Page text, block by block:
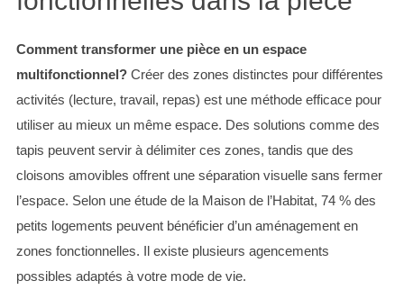
Comment transformer une pièce en un espace
multifonctionnel?Créer des zones distinctes pour différentes
activités (lecture, travail, repas) est une méthode efficace pour
utiliser au mieux un même espace. Des solutions comme des
tapis peuvent servir à délimiter ces zones, tandis que des
cloisons amovibles offrent une séparation visuelle sans fermer
l’espace. Selon une étude de la Maison de l’Habitat, 74 % des
petits logements peuvent bénéficier d’un aménagement en
zones fonctionnelles. Il existe plusieurs agencements
possibles adaptés à votre mode de vie.